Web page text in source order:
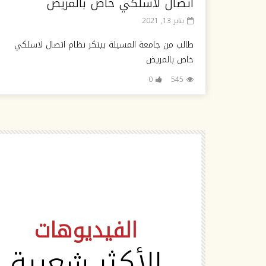
يناير 13, 2021
طالب من جامعة المسيلة يبتكر نظام اتصال لاسلكي
خاص بالمريض
545
0
الفيديوهات